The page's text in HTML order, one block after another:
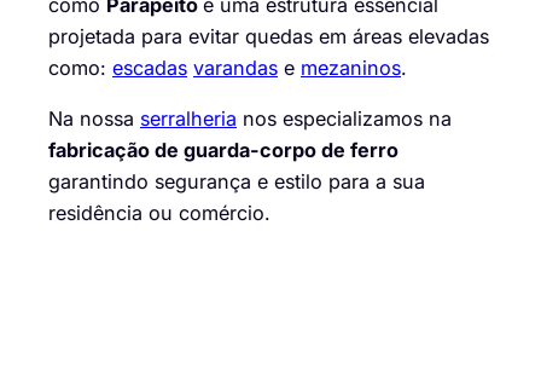
projetada para evitar quedas em áreas elevadas
como: escadas varandas e mezaninos.
Na nossa serralheria nos especializamos na
fabricação de guarda-corpo de ferro
garantindo segurança e estilo para a sua
residência ou comércio.